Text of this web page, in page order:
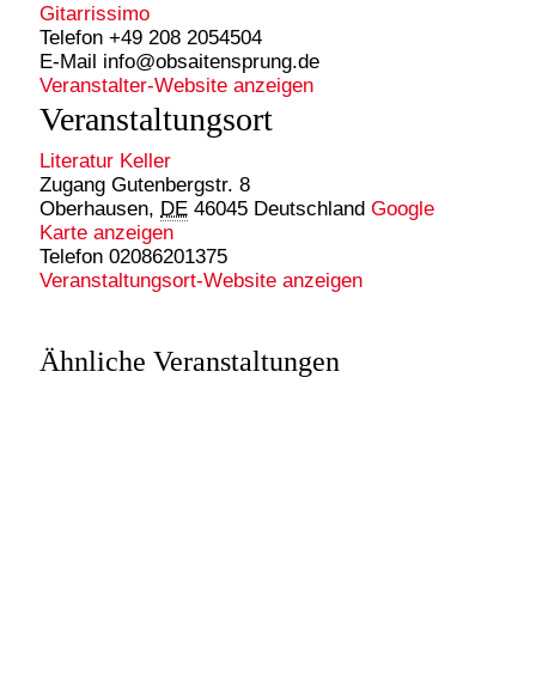
Veranstaltungsort
Literatur Keller
Zugang Gutenbergstr. 8
Oberhausen, DE 46045 Deutschland Google
Karte anzeigen
Telefon 02086201375
Veranstaltungsort-Website anzeigen
Gitarrissimo
Telefon+49 208 2054504
E-Mail info@obsaitensprung.de
Veranstalter-Website anzeigen
Ähnliche Veranstaltungen